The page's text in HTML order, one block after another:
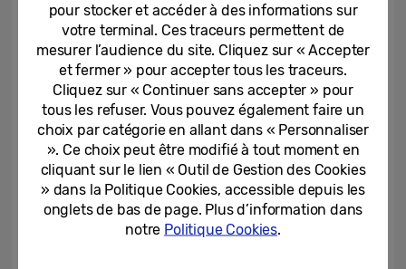
Technologie SpaceMax™ : plus
de stockage dans un
encombrement standard avec...
Lutter contre le gaspillage
alimentaire en ayant les bons
réflexes de conservation des...
07-01-2021
pour stocker et accéder à des informations sur
votre terminal. Ces traceurs permettent de
mesurer l’audience du site. Cliquez sur « Accepter
et fermer » pour accepter tous les traceurs.
Cliquez sur « Continuer sans accepter » pour
tous les refuser. Vous pouvez également faire un
choix par catégorie en allant dans « Personnaliser
». Ce choix peut être modifié à tout moment en
cliquant sur le lien « Outil de Gestion des Cookies
» dans la Politique Cookies, accessible depuis les
onglets de bas de page. Plus d’information dans
notre Politique Cookies.